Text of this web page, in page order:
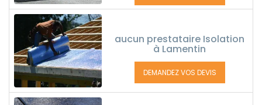
aucun prestataire Isolation
à Lamentin
DEMANDEZ VOS DEVIS